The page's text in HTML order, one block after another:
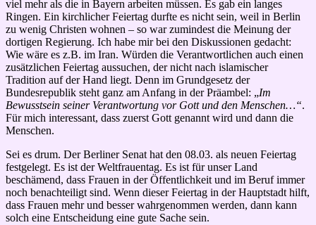
viel mehr als die in Bayern arbeiten müssen. Es gab ein langes
Ringen. Ein kirchlicher Feiertag durfte es nicht sein, weil in Berlin
zu wenig Christen wohnen – so war zumindest die Meinung der
dortigen Regierung. Ich habe mir bei den Diskussionen gedacht:
Wie wäre es z.B. im Iran. Würden die Verantwortlichen auch einen
zusätzlichen Feiertag aussuchen, der nicht nach islamischer
Tradition auf der Hand liegt. Denn im Grundgesetz der
Bundesrepublik steht ganz am Anfang in der Präambel: „Im
Bewusstsein seiner Verantwortung vor Gott und den Menschen…“.
Für mich interessant, dass zuerst Gott genannt wird und dann die
Menschen.
Sei es drum. Der Berliner Senat hat den 08.03. als neuen Feiertag
festgelegt. Es ist der Weltfrauentag. Es ist für unser Land
beschämend, dass Frauen in der Öffentlichkeit und im Beruf immer
noch benachteiligt sind. Wenn dieser Feiertag in der Hauptstadt hilft,
dass Frauen mehr und besser wahrgenommen werden, dann kann
solch eine Entscheidung eine gute Sache sein.